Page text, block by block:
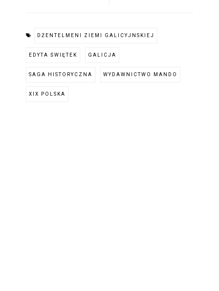
DŻENTELMENI ZIEMI GALICYJNSKIEJ
EDYTA ŚWIĘTEK GALICJA
SAGA HISTORYCZNA WYDAWNICTWO MANDO
XIX POLSKA